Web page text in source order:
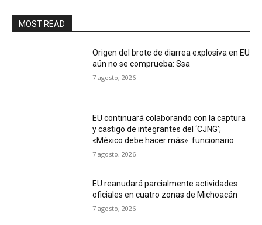
MOST READ
Origen del brote de diarrea explosiva en EU
aún no se comprueba: Ssa
7 agosto, 2026
EU continuará colaborando con la captura
y castigo de integrantes del ‘CJNG’;
«México debe hacer más»: funcionario
7 agosto, 2026
EU reanudará parcialmente actividades
oficiales en cuatro zonas de Michoacán
7 agosto, 2026